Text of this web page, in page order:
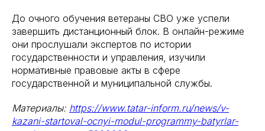
До очного обучения ветераны СВО уже успели
завершить дистанционный блок. В онлайн-режиме
они прослушали экспертов по истории
государственности и управления, изучили
нормативные правовые акты в сфере
государственной и муниципальной службы.
Материалы: https://www.tatar-inform.ru/news/v-
kazani-startoval-ocnyi-modul-programmy-batyrlar-